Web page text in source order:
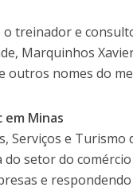
treinador e
Marquinhos
outros nomes do
em Minas
Serviços e Turismo
setor do
e